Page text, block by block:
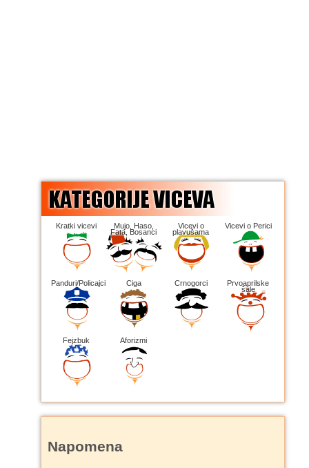
Kratki vicevi Mujo, Haso,
Fata, Bosanci
Vicevi o
plavušama
Vicevi o Perici
Panduri/Policajci Ciga Crnogorci Prvoaprilske
šale
Fejzbuk Aforizmi
Napomena